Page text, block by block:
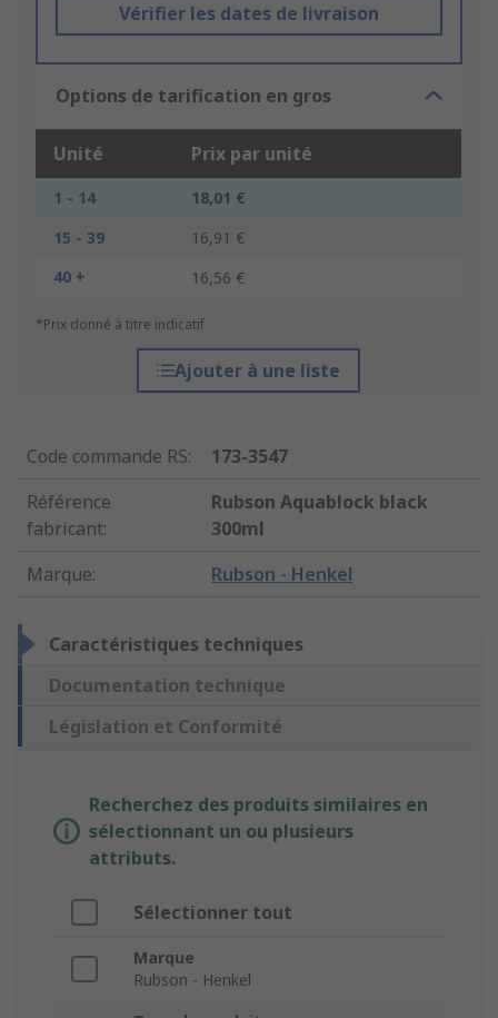
Vérifier les dates de livraison
Options de tarification en gros
Unité Prix par unité
1 - 14
18,01 €
15 - 39
16,91 €
40 +
16,56 €
*Prix donné à titre indicatif
Ajouter à une liste
Code commande RS:
173-3547
Référence
fabricant:
Rubson Aquablock black
300ml
Marque: Rubson - Henkel
Caractéristiques techniques
Documentation technique
Législation et Conformité
Recherchez des produits similaires en
sélectionnant un ou plusieurs
attributs.
Sélectionner tout
Marque
Rubson - Henkel